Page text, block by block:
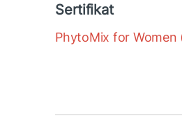
Sertifikat
PhytoMix for Women